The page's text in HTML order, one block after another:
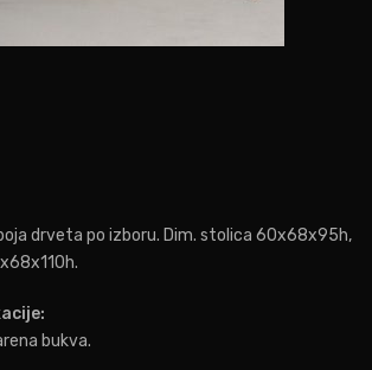
drveta po izboru. Dim. stolica 60x68x95h,
bukva.